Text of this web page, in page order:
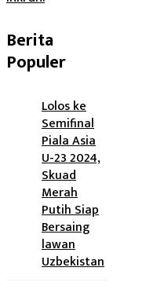
Berita
Populer
Lolos ke
Semifinal
Piala Asia
U-23 2024,
Skuad
Merah
Putih Siap
Bersaing
lawan
Uzbekistan